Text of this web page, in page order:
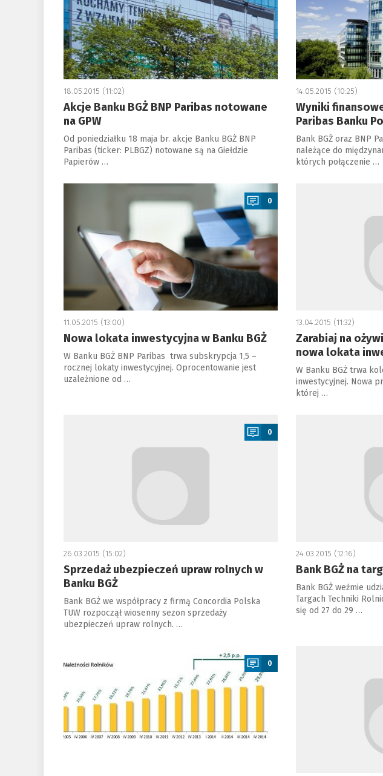
18.05.2015 (11:02)
Akcje Banku BGŻ BNP Paribas notowane
na GPW
Od poniedziałku 18 maja br. akcje Banku BGŻ BNP
Paribas (ticker: PLBGZ) notowane są na Giełdzie
Papierów …
14.05.2015 (10:25)
Wyniki
Paribas Banku
Bank BGŻ oraz BNP
należące do
których połączenie …
a
0
11.05.2015 (13:00)
Nowa lokata inwestycyjna w Banku BGŻ
W Banku BGŻ BNP Paribas trwa subskrypcja 1,5 –
rocznej lokaty inwestycyjnej. Oprocentowanie jest
uzależnione od …
13.04.2015 (11:32)
Zarabiaj na
nowa lokata
W Banku BGŻ trwa
inwestycyjnej. Nowa
której …
0
26.03.2015 (15:02)
Sprzedaż ubezpieczeń upraw rolnych w
Banku BGŻ
Bank BGŻ we współpracy z firmą Concordia Polska
TUW rozpoczął wiosenny sezon sprzedaży
ubezpieczeń upraw rolnych. …
24.03.2015 (12:16)
Bank BGŻ na
Bank BGŻ weźmie
Targach Techniki
się od 27 do 29 …
0